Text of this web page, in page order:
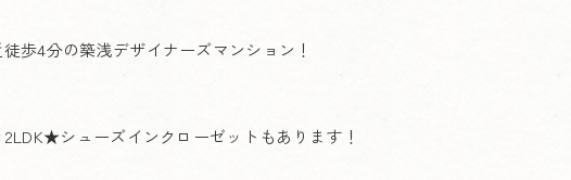
歩4分の築浅デザイナーズマンション！
2LDK★シューズインクローゼットもあります！